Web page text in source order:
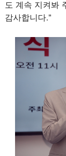
도 계속 지켜봐
감사합니다.”